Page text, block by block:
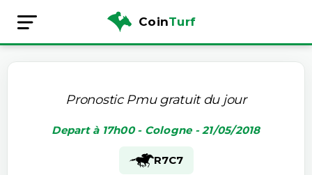
CoinTurf
Pronostic Pmu gratuit du jour
Depart à 17h00 - Cologne - 21/05/2018
R7C7